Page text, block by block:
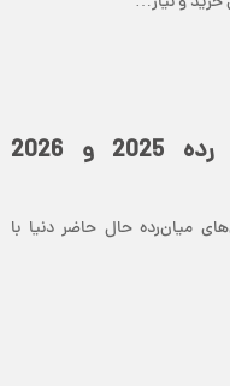
بهترین گوشی های میان رده 2025 و 2026
میان‌رده حال حاضر دنیا با